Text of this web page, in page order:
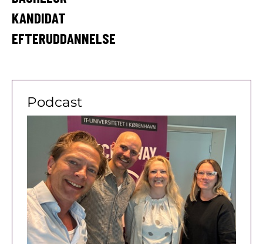
IT-
PÅ
ITU
KANDIDAT
EFTERUDDANNELSE
Podcast